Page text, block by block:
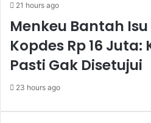
21 hours ago
Menkeu Bantah
Kopdes Rp 16 Juta:
Pasti Gak Disetujui
23 hours ago